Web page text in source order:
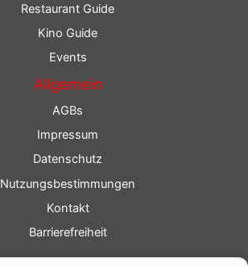
Restaurant Guide
Kino Guide
Events
Allgemein
AGBs
Impressum
Datenschutz
Nutzungsbestimmungen
Kontakt
Barrierefreiheit